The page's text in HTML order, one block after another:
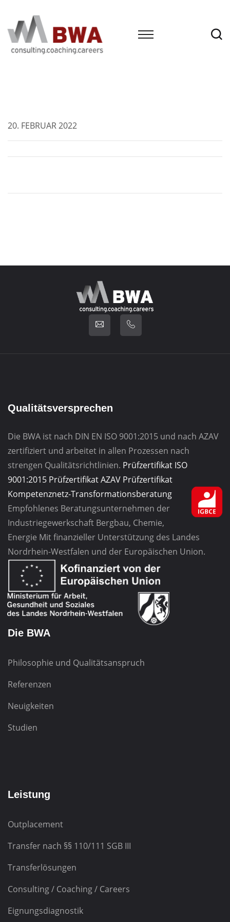
20. FEBRUAR 2022
Qualitätsversprechen
Die BWA ist nach DIN EN ISO 9001:2015 und nach AZAV
zertifiziert und arbeitet in allen Prozessen nach
strengen Qualitätsrichtlinien. Prüfzertifikat ISO
9001:2015 Prüfzertifikat AZAV Prüfzertifikat
Kompetenznetz-Transformationsberatung
Empfohlenes Beratungsunternehmen der
Industriegewerkschaft Bergbau, Chemie,
Energie Mit finanzieller Unterstützung des Landes
Nordrhein-Westfalen und der Europäischen Union.
Die BWA
Philosophie und Qualitätsanspruch
Referenzen
Neuigkeiten
Studien
Leistung
Outplacement
Transfer nach §§ 110/111 SGB III
Transferlösungen
Consulting / Coaching / Careers
Eignungsdiagnostik